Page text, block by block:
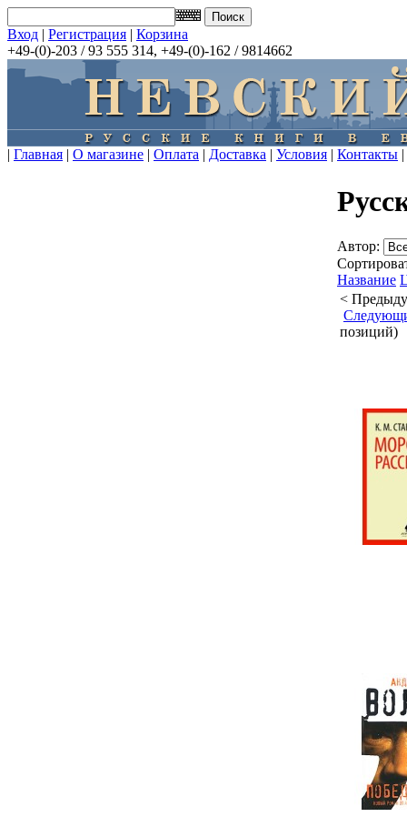
Вход | Регистрация | Корзина
+49-(0)-203 / 93 555 314, +49-(0)-162 / 9814662
| Главная | О магазине | Оплата | Доставка | Условия | Контакты |
Автор:
Название
<
позиций)